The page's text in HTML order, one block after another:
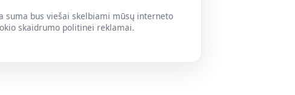
suma bus viešai skelbiami mūsų interneto
skaidrumo politinei reklamai.